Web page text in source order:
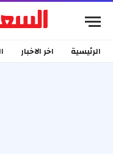
الرئيسية اخر الاخبار